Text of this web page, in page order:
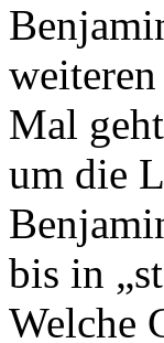
Mal
um die
bis in
Welche